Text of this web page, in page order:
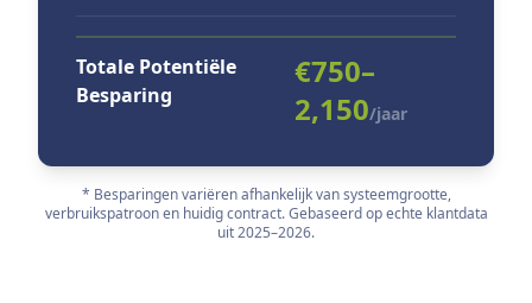
Totale Potentiële
Besparing
€750–
2,150/jaar
* Besparingen variëren afhankelijk van systeemgrootte,
verbruikspatroon en huidig contract. Gebaseerd op echte klantdata
uit 2025–2026.